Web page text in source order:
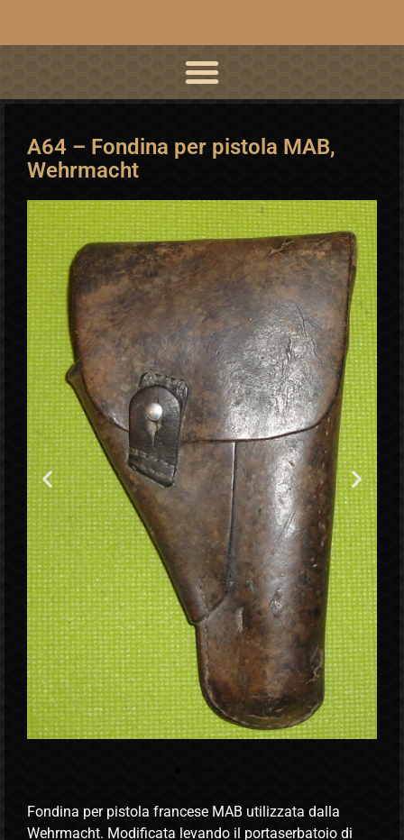
A64 – Fondina per pistola MAB,
Wehrmacht
Fondina per pistola francese MAB utilizzata dalla
Wehrmacht. Modificata levando il portaserbatoio di